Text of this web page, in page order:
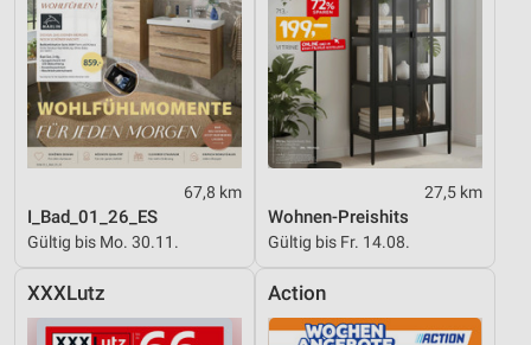
67,8 km
I_Bad_01_26_ES
Gültig bis Mo. 30.11.
27,5 km
Wohnen-Preishits
Gültig bis Fr. 14.08.
XXXLutz Action